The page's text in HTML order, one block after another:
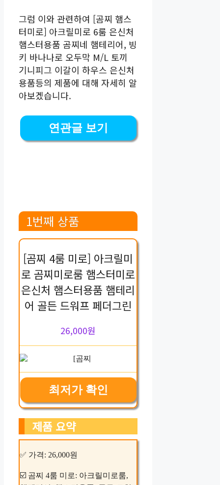
그럼 이와 관련하여 [곰찌 햄스
터미로] 아크릴미로 6룸 은신처
햄스터용품 곰찌네 햄테리어, 빙
키 바나나로 오두막 M/L 토끼
기니피그 이갈이 하우스 은신처
용품등의 제품에 대해 자세히 알
아보겠습니다.
연관글 보기
1번째 상품
[곰찌 4룸 미로] 아크릴미
로 곰찌미로룸 햄스터미로
은신처 햄스터용품 햄테리
어 골든 드워프 페더그린
26,000원
최저가 확인
제품 요약
✅ 가격: 26,000원
☑️ 곰찌 4룸 미로: 아크릴미로룸,